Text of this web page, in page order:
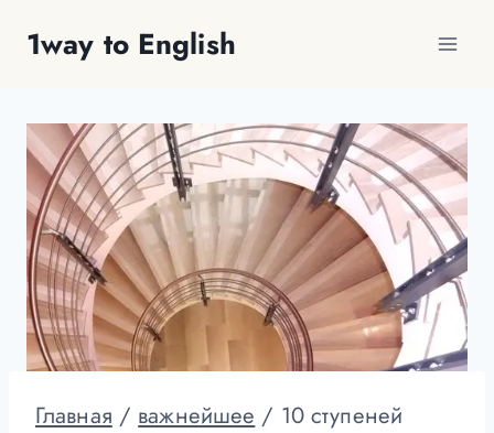
1way to English
Главная / важнейшее / 10 ступеней